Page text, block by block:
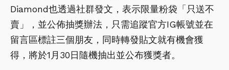
Diamond也透過社群發文，表示限量粉袋「只送不
賣」，並公佈抽獎辦法，只需追蹤官方IG帳號並在
留言區標註三個朋友，同時轉發貼文就有機會獲
得，將於1月30日隨機抽出並公布獲獎者。